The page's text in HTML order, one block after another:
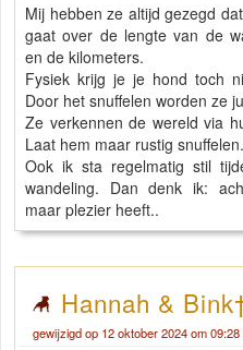
Mij hebben ze altijd gezegd
gaat over de lengte van de
en de kilometers.
Fysiek krijg je je hond toch
Door het snuffelen worden ze
Ze verkennen de wereld via
Laat hem maar rustig snuffelen.
Ook ik sta regelmatig stil
wandeling. Dan denk ik:
maar plezier heeft..
Hannah &
gewijzigd op 12 oktober 2024 om 09:28